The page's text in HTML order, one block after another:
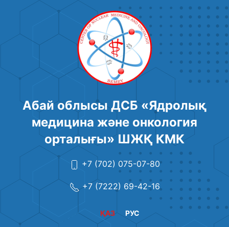
Абай облысы ДСБ «Ядролық
медицина және онкология
орталығы» ШЖҚ КМК
+7 (702) 075-07-80
+7 (7222) 69-42-16
РУС
ҚАЗ